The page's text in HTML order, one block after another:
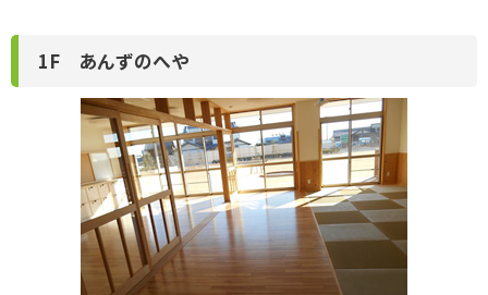
1F あんずのへや